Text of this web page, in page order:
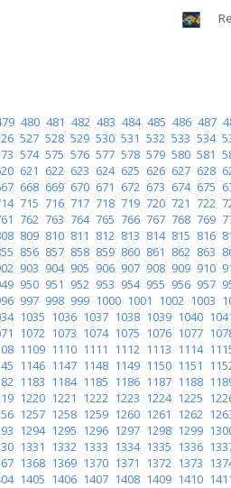
480 481 482 483 484 485 486 487
527 528 529 530 531 532 533 534
574 575 576 577 578 579 580 581
621 622 623 624 625 626 627 628
668 669 670 671 672 673 674 675
715 716 717 718 719 720 721 722
762 763 764 765 766 767 768 769
809 810 811 812 813 814 815 816
856 857 858 859 860 861 862 863
903 904 905 906 907 908 909 910
950 951 952 953 954 955 956 957
997 998 999 1000 1001 1002 1003
1035 1036 1037 1038 1039 1040
1072 1073 1074 1075 1076 1077
1109 1110 1111 1112 1113 1114
1146 1147 1148 1149 1150 1151
1183 1184 1185 1186 1187 1188
1220 1221 1222 1223 1224 1225
1257 1258 1259 1260 1261 1262
1294 1295 1296 1297 1298 1299
1331 1332 1333 1334 1335 1336
1368 1369 1370 1371 1372 1373
1405 1406 1407 1408 1409 1410